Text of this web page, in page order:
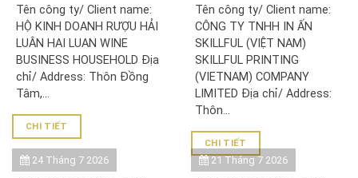
DOANH RƯỢU HẢI LUÂN
Tên công ty/ Client name:
HỘ KINH DOANH RƯỢU HẢI
LUÂN HAI LUAN WINE
BUSINESS HOUSEHOLD Địa
chỉ/ Address: Thôn Đồng
Tâm,...
CHI TIẾT
TNHH IN ẤN SKILLFUL
(VIỆT NAM)/ SKILLFUL
PRINTING (VIETNAM)
COMPANY LIMITED
Tên công ty/ Client name:
CÔNG TY TNHH IN ẤN
SKILLFUL (VIỆT NAM)
SKILLFUL PRINTING
(VIETNAM) COMPANY
LIMITED Địa chỉ/ Address:
Thôn...
CHI TIẾT
24 Tháng 7 2026 21 Tháng 7 2026